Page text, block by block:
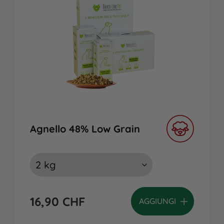
Agnello 48% Low Grain
16,90 CHF AGGIUNGI